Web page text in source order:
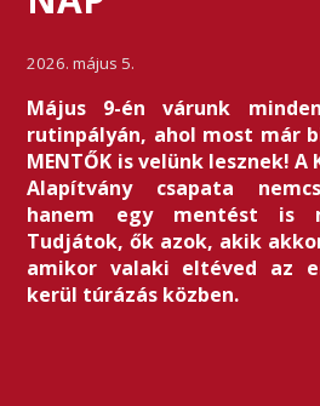
2026. május 5.
Május 9-én várunk
rutinpályán, ahol most már
MENTŐK is velünk lesznek!
Alapítvány csapata
hanem egy mentést is
Tudjátok, ők azok, akik
amikor valaki eltéved az
kerül túrázás közben.